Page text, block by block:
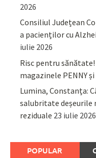
2026
Consiliul Județean
a pacienților cu
iulie 2026
Risc pentru
magazinele PENNY și
Lumina, Constanța:
salubritate deșeurile
reziduale 23 iulie 2026
POPULAR